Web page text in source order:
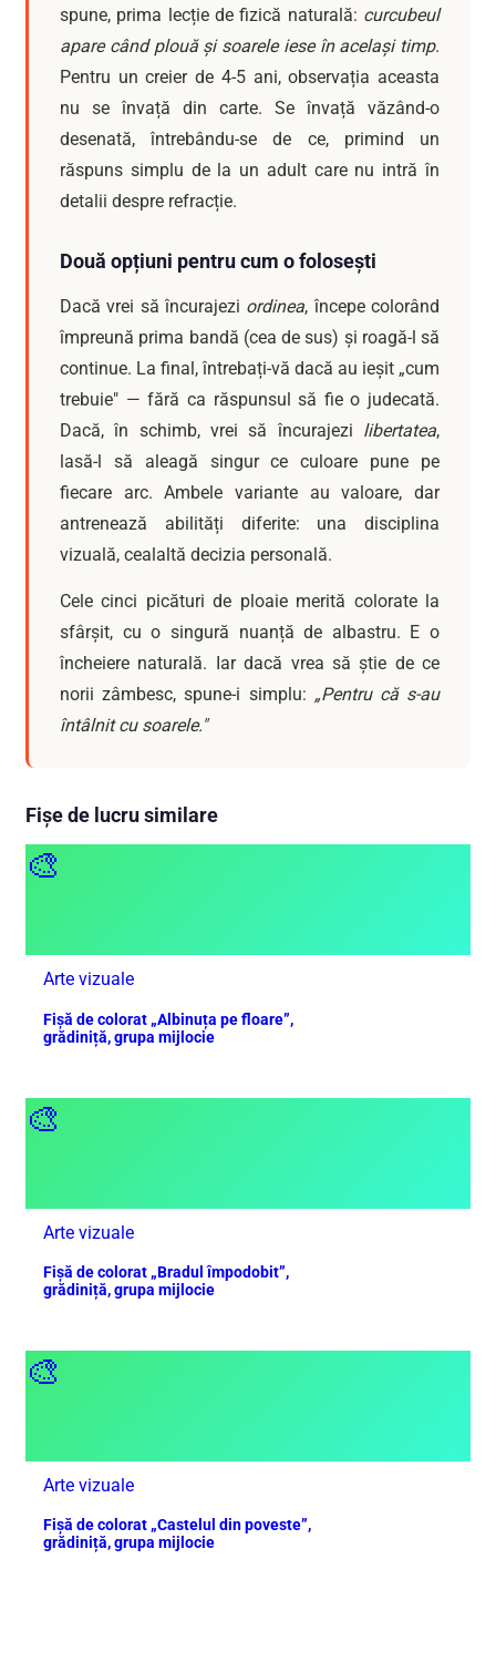
spune, prima lecție de fizică naturală: curcubeul
apare când plouă și soarele iese în același timp.
Pentru un creier de 4-5 ani, observația aceasta
nu se învață din carte. Se învață văzând-o
desenată, întrebându-se de ce, primind un
răspuns simplu de la un adult care nu intră în
detalii despre refracție.
Două opțiuni pentru cum o folosești
Dacă vrei să încurajezi ordinea, începe colorând
împreună prima bandă (cea de sus) și roagă-l să
continue. La final, întrebați-vă dacă au ieșit „cum
trebuie" — fără ca răspunsul să fie o judecată.
Dacă, în schimb, vrei să încurajezi libertatea,
lasă-l să aleagă singur ce culoare pune pe
fiecare arc. Ambele variante au valoare, dar
antrenează abilități diferite: una disciplina
vizuală, cealaltă decizia personală.
Cele cinci picături de ploaie merită colorate la
sfârșit, cu o singură nuanță de albastru. E o
încheiere naturală. Iar dacă vrea să știe de ce
norii zâmbesc, spune-i simplu: „Pentru că s-au
întâlnit cu soarele."
Fișe de lucru similare
🎨
Arte vizuale
Fișă de colorat „Albinuța pe floare”,
grădiniță, grupa mijlocie
🎨
Arte vizuale
Fișă de colorat „Bradul împodobit”,
grădiniță, grupa mijlocie
🎨
Arte vizuale
Fișă de colorat „Castelul din poveste”,
grădiniță, grupa mijlocie